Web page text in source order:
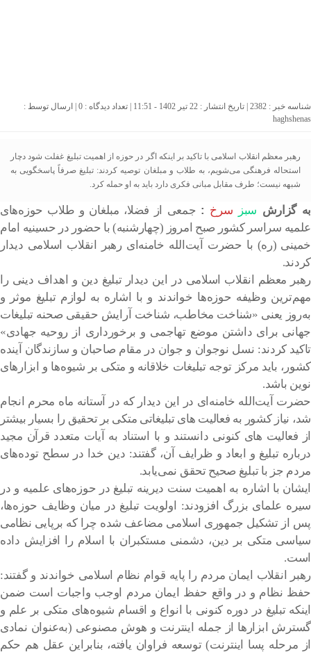
شناسه خبر : 2382 | تاریخ انتشار : 22 تیر 1402 - 11:51 | تعداد دیدگاه : 0 | ارسال توسط :
haghshenas
رهبر معظم انقلاب اسلامی با تاکید بر اینکه اگر در حوزه از اهمیت تبلیغ غفلت شود دچار
استحاله فرهنگی می‌شویم، به طلاب و مبلغان توصیه کردند: تبلیغ صرفاً پاسخگویی به
شبهه نیست؛ طرف مقابل مبانی فکری دارد باید به او حمله کرد.
به گزارش سبز سرخ :‌ جمعی از فضلا، مبلغان و طلاب حوزه‌های
علمیه سراسر کشور صبح امروز (چهارشنبه) با حضور در حسینیه امام
خمینی (ره) با حضرت آیت‌الله خامنه‌ای رهبر انقلاب اسلامی دیدار
کردند.
رهبر معظم انقلاب اسلامی در این دیدار تبلیغ دین و اهداف دینی را
مهم‌ترین وظیفه حوزه‌ها خواندند و با اشاره به لوازم تبلیغ موثر و
به‌روز یعنی «شناخت مخاطب، شناخت آرایش حقیقی صحنه تبلیغات
جهانی برای داشتن موضع تهاجمی و برخورداری از روحیه جهادی»
تاکید کردند: نسل نوجوان و جوان در مقام صاحبان و سازندگان آینده
کشور، باید مرکز توجه تبلیغات خلاقانه و متکی بر شیوه‌ها و ابزارهای
نوین باشد.
حضرت آیت‌الله خامنه‌ای در این دیدار که در آستانه ماه محرم انجام
شد، نیاز کشور به فعالیت های تبلیغاتی متکی بر تحقیق را بسیار بیشتر
از فعالیت های کنونی دانستند و با استناد به آیات متعدد قرآن مجید
درباره تبلیغ و ابعاد و ظرایف آن، گفتند: دین خدا در سطح توده‌های
مردم جز با تبلیغ صحیح تحقق نمی‌یابد.
ایشان با اشاره به اهمیت سنت دیرینه تبلیغ در حوزه‌های علمیه و در
سیره علمای بزرگ افزودند: اولویت تبلیغ در میان وظایف حوزه‌ها،
پس از تشکیل جمهوری اسلامی مضاعف شده چرا که برپایی نظامی
سیاسی متکی بر دین، دشمنی مستکبران با اسلام را افزایش داده
است.
رهبر انقلاب ایمان مردم را پایه قوام نظام اسلامی خواندند و گفتند:
حفظ نظام و در واقع حفظ ایمان مردم اوجب واجبات است ضمن
اینکه تبلیغ در دوره کنونی با انواع و اقسام شیوه‌های متکی بر علم و
گسترش ابزارها از جمله اینترنت و هوش مصنوعی (به‌عنوان نمادی
از مرحله پسا اینترنت) توسعه فراوان یافته، بنابراین عقل هم حکم